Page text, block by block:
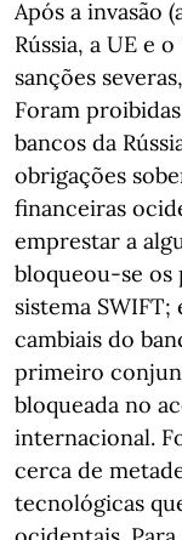
Após a invasão
Rússia, a UE e
sanções
Foram
bancos da
obrigações
financeiras
emprestar a
bloqueou-se os
sistema SWIFT;
cambiais do
primeiro
bloqueada no
internacional.
cerca de
tecnológicas